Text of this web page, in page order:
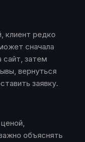
клиент редко
сначала
сайт, затем
вернуться
заявку.
объяснять